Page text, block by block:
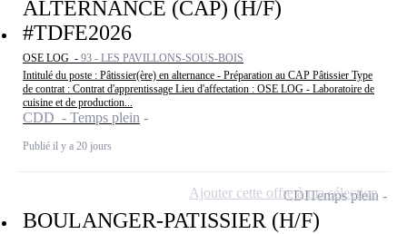
ALTERNANCE (CAP) (H/F)
#TDFE2026
OSE LOG - 93 - LES PAVILLONS-SOUS-BOIS
Intitulé du poste : Pâtissier(ère) en alternance - Préparation au CAP Pâtissier Type
de contrat : Contrat d'apprentissage Lieu d'affectation : OSE LOG - Laboratoire de
cuisine et de production...
CDD - Temps plein
Publié il y a 20 jours
BOULANGER-PATISSIER (H/F)
CDITemps plein
Ajouter cette offre à ma sélection